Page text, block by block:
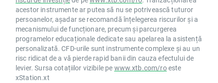
acestor instrumente ar putea să nu se potrivească tuturor
persoanelor, așadar se recomandă înțelegerea riscurilor și a
mecanismului de funcționare, precum și parcurgerea
programelor educaționale dedicate sau apelarea la asistență
personalizată. CFD-urile sunt instrumente complexe și au un
risc ridicat de a vă pierde rapid banii din cauza efectului de
levier. Sursa cotațiilor vizibile pe www.xtb.com/roeste
xStation.xt